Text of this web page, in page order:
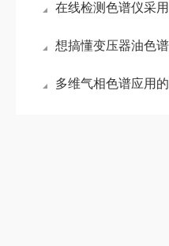
在线检测色谱仪采
想搞懂变压器油色谱仪？先摸清这核
多维气相色谱应用的